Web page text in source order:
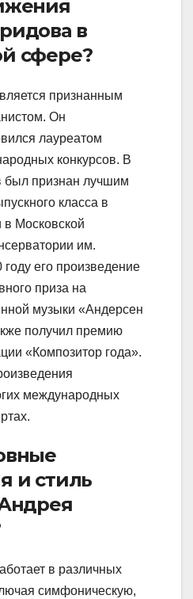
в
сфере?
признанным
Он
лауреатом
конкурсов. В
был признан лучшим
класса в
в Московской
им.
его произведение
приза на
музыки «Андерсен
получил премию
«Композитор года».
международных
и стиль
в различных
симфоническую,